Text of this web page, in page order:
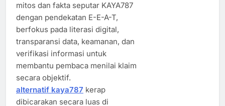
mitos dan fakta seputar KAYA787
dengan pendekatan E-E-A-T,
berfokus pada literasi digital,
transparansi data, keamanan, dan
verifikasi informasi untuk
membantu pembaca menilai klaim
secara objektif.
alternatif kaya787 kerap
dibicarakan secara luas di